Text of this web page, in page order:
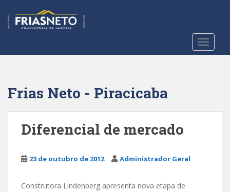
t
Frias Neto - Piracicaba
Diferencial de mercado
23 de outubro de 2012 Administrador Geral
Construtora Lindenberg apresenta nova etapa de